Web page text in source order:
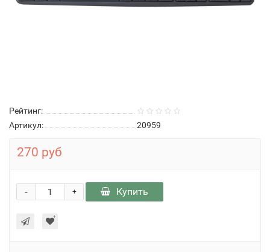
Рейтинг:
Артикул:
20959
270 руб
+
- Купить